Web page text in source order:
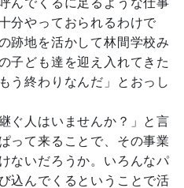
分やっておられるわけで
跡地を活かして林間学校み
子ども達を迎え入れてきた
う終わりなんだ」とおっし
ぐ人はいませんか？」と言
って来ることで、その事業
ないだろうか。いろんなパ
込んでくるということで活